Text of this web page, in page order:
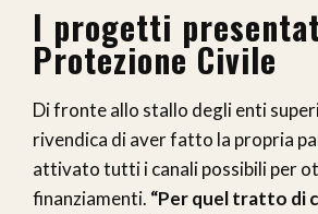
I progetti
Protezione Civile
Di fronte allo stallo degli enti
rivendica di aver fatto la propria
attivato tutti i canali possibili per
finanziamenti. “Per quel tratto di